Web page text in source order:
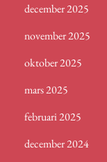
december 2025
november 2025
oktober 2025
mars 2025
februari 2025
december 2024